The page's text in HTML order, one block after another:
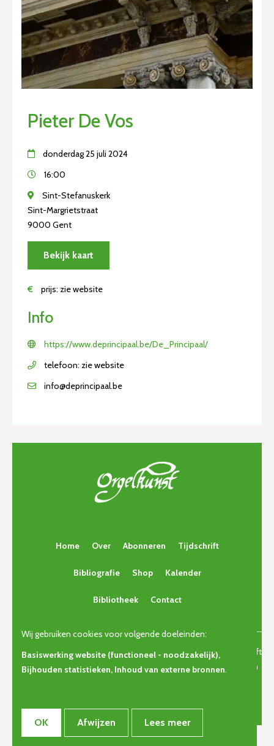
Pieter De Vos
donderdag 25 juli 2024
16:00
Sint-Stefanuskerk
Sint-Margrietstraat
9000 Gent
Bekijk kaart
€ prijs: zie website
Info
https://www.deprincipaal.be/De_Principaal/
telefoon: zie website
info@deprincipaal.be
Home Over Abonneren Tijdschrift
Bibliografie Shop Kalender
Bibliotheek Contact
© Copyright 2026 | Orgelkunst | Vlaams cultureel-erfgoedtijdschrift
voor orgelcultuur van gisteren, vandaag en morgen. • Alle rechten
Wij gebruiken cookies voor volgende doeleinden:
Basiswerking website (functioneel - noodzakelijk),
Bijhouden statistieken, Inhoud van externe bronnen.
OK Afwijzen Lees meer